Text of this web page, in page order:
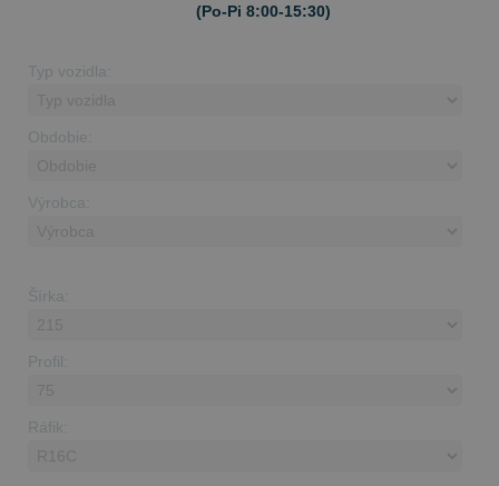
(Po-Pi 8:00-15:30)
Typ vozidla:
Obdobie:
Výrobca:
Šírka:
Profil:
Ráfik: